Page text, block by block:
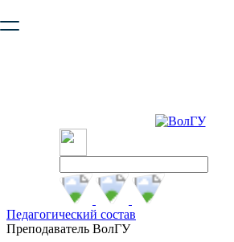
безопасную работу с сайтом. Пожалуйста
Педагогический состав
Преподаватель ВолГУ